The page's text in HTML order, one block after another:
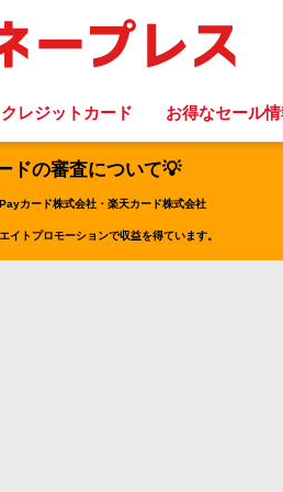
クレジットカード お得なセール
ドの審査について💡
カード株式会社・楽天カード株式会社
イトプロモーションで収益を得ています。